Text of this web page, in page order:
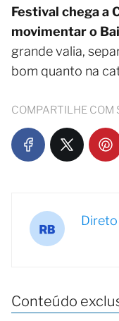
Festival chega a
movimentar o
grande valia,
bom quanto na
COMPARTILHE COM
Direto
Conteúdo